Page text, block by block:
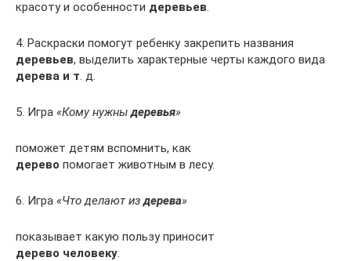
красоту и особенности деревьев.
4. Раскраски помогут ребенку закрепить названия
деревьев, выделить характерные черты каждого вида
дерева и т. д.
5. Игра «Кому нужныдеревья»
поможет детям вспомнить, как
дерево помогает животным в лесу.
6. Игра «Что делают издерева»
показывает какую пользу приносит
дерево человеку.